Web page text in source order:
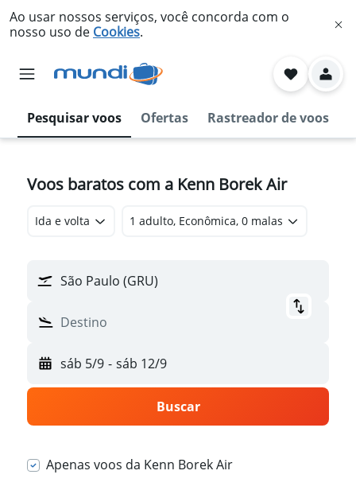
Ao usar nossos serviços, você concorda com o
nosso uso de Cookies.
Pesquisar voos Ofertas Rastreador de voos
Voos baratos com a Kenn Borek Air
Ida e volta 1 adulto, Econômica, 0 malas
São Paulo (GRU)
Destino
sáb 5/9 - sáb 12/9
Buscar
Apenas voos da Kenn Borek Air